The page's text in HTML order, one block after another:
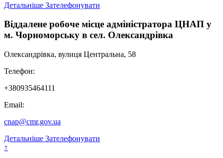
Детальніше Зателефонувати
Віддалене робоче місце адміністратора ЦНАП у
м. Чорноморську в сел. Олександрівка
Олександрівка, вулиця Центральна, 58
Телефон:
+380935464111
Email:
cnap@cmr.gov.ua
Детальніше Зателефонувати
↑